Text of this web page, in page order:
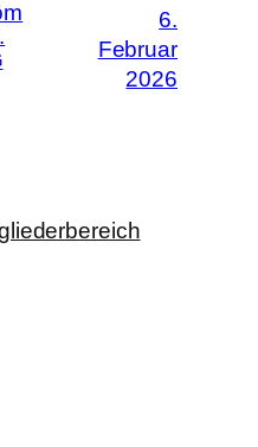
6.
Februar
2026